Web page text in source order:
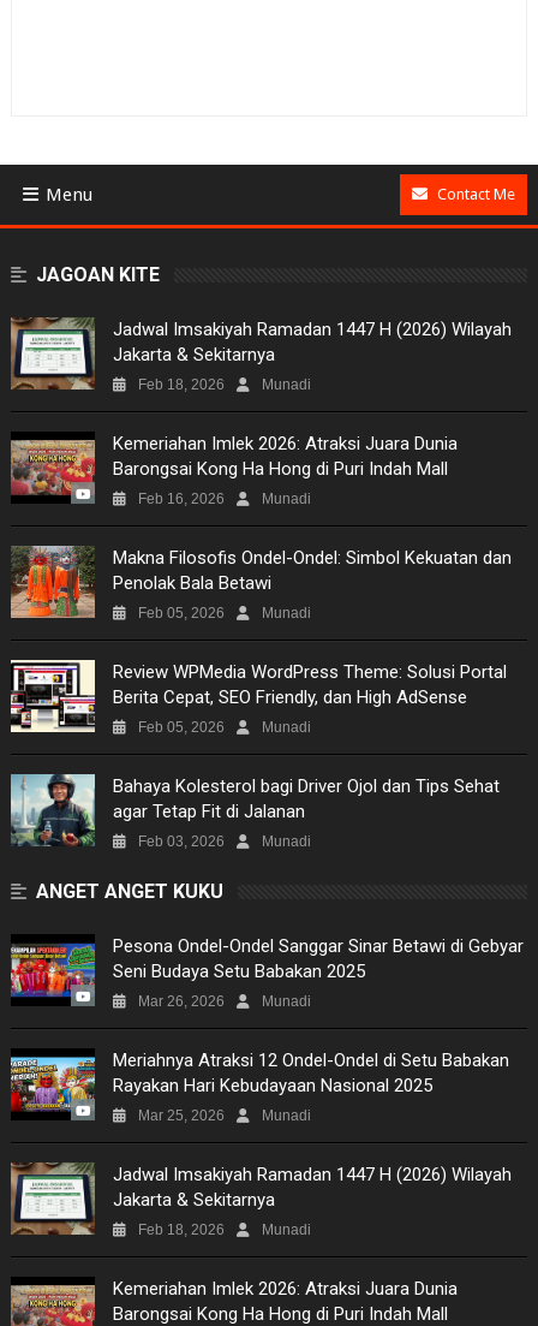
Menu
NEWS
MOVIES
MUSIC
PICTURES
SITEMAP
Contact Me
JAGOAN KITE
Jadwal Imsakiyah Ramadan 1447 H (2026) Wilayah
Jakarta & Sekitarnya
Feb 18, 2026 Munadi
Kemeriahan Imlek 2026: Atraksi Juara Dunia
Barongsai Kong Ha Hong di Puri Indah Mall
Feb 16, 2026 Munadi
Makna Filosofis Ondel-Ondel: Simbol Kekuatan dan
Penolak Bala Betawi
Feb 05, 2026 Munadi
Review WPMedia WordPress Theme: Solusi Portal
Berita Cepat, SEO Friendly, dan High AdSense
Feb 05, 2026 Munadi
Bahaya Kolesterol bagi Driver Ojol dan Tips Sehat
agar Tetap Fit di Jalanan
Feb 03, 2026 Munadi
ANGET ANGET KUKU
Pesona Ondel-Ondel Sanggar Sinar Betawi di Gebyar
Seni Budaya Setu Babakan 2025
Mar 26, 2026 Munadi
Meriahnya Atraksi 12 Ondel-Ondel di Setu Babakan
Rayakan Hari Kebudayaan Nasional 2025
Mar 25, 2026 Munadi
Jadwal Imsakiyah Ramadan 1447 H (2026) Wilayah
Jakarta & Sekitarnya
Feb 18, 2026 Munadi
Kemeriahan Imlek 2026: Atraksi Juara Dunia
Barongsai Kong Ha Hong di Puri Indah Mall